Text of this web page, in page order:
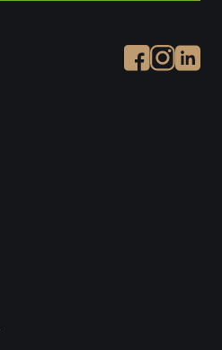
Facebook
Instagram